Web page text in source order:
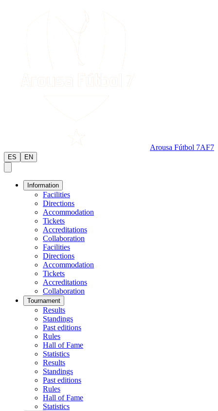
Arousa Fútbol 7AF7
ES EN
Information
Facilities
Directions
Accommodation
Tickets
Accreditations
Collaboration
Facilities
Directions
Accommodation
Tickets
Accreditations
Collaboration
Tournament
Results
Standings
Past editions
Rules
Hall of Fame
Statistics
Results
Standings
Past editions
Rules
Hall of Fame
Statistics